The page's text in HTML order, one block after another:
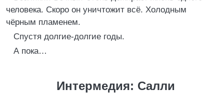
человека. Скоро он уничтожит всё. Холодным
чёрным пламенем.
Спустя долгие-долгие годы.
А пока…
Интермедия: Салли